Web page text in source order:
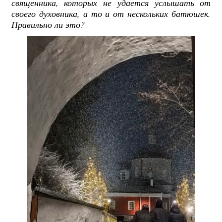
своего духовника, а то и от нескольких батюшек.
Правильно ли это?